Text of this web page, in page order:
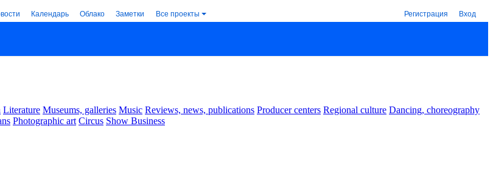
Календарь Облако Заметки Все проекты Регистрация Вход
Literature Museums, galleries Music Reviews, news, publications Producer centers Regional culture Dancing, choreography
Photographic art Circus Show Business